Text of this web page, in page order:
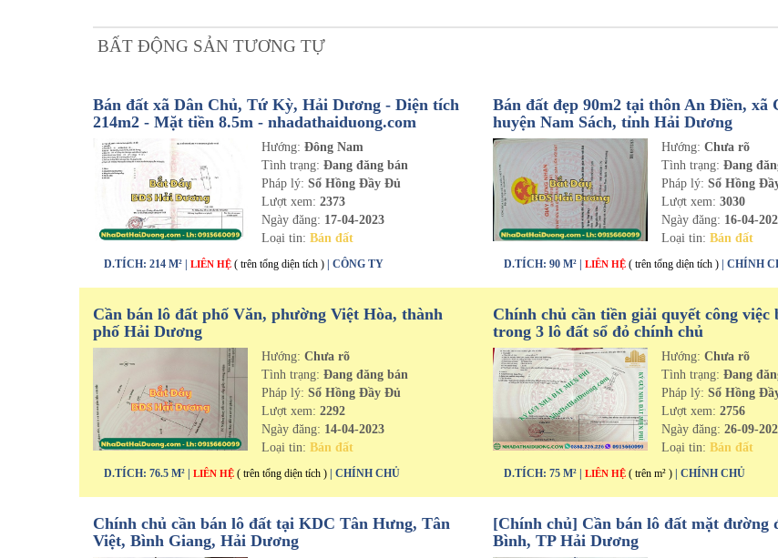
BẤT ĐỘNG SẢN TƯƠNG TỰ
Bán đất xã Dân Chủ, Tứ Kỳ, Hải Dương - Diện tích
214m2 - Mặt tiền 8.5m - nhadathaiduong.com
Hướng:Đông Nam
Tình trạng:Đang đăng bán
Pháp lý: Sổ Hồng Đầy Đủ
Lượt xem:2373
Ngày đăng: 17-04-2023
Loại tin:Bán đất
D.TÍCH: 214 M² | LIÊN HỆ ( trên tổng diện tích ) | CÔNG TY
Bán đất đẹp 90m2 tại thôn An Điền, xã
huyện Nam Sách, tỉnh Hải Dương
Hướng:Chưa rõ
Tình trạng:Đang
Pháp lý: Sổ Hồng
Lượt xem:3030
Ngày đăng: 16-04-
Loại tin:Bán đất
D.TÍCH: 90 M² | LIÊN HỆ ( trên tổng diện tích ) | CHÍNH
Cần bán lô đất phố Văn, phường Việt Hòa, thành
phố Hải Dương
Hướng:Chưa rõ
Tình trạng:Đang đăng bán
Pháp lý: Sổ Hồng Đầy Đủ
Lượt xem:2292
Ngày đăng: 14-04-2023
Loại tin:Bán đất
D.TÍCH: 76.5 M² | LIÊN HỆ ( trên tổng diện tích ) | CHÍNH CHỦ
Chính chủ cần tiền giải quyết công việc
trong 3 lô đất sổ đỏ chính chủ
Hướng:Chưa rõ
Tình trạng:Đang
Pháp lý: Sổ Hồng
Lượt xem:2756
Ngày đăng:26-09-
Loại tin:Bán đất
D.TÍCH: 75 M² | LIÊN HỆ ( trên m² ) | CHÍNH CHỦ
Chính chủ cần bán lô đất tại KDC Tân Hưng, Tân
Việt, Bình Giang, Hải Dương
[Chính chủ] Cần bán lô đất mặt đường
Bình, TP Hải Dương